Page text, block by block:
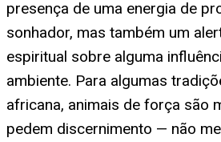
presença de uma energia de
sonhador, mas também um
espiritual sobre alguma
ambiente. Para algumas
africana, animais de força são
pedem discernimento — não